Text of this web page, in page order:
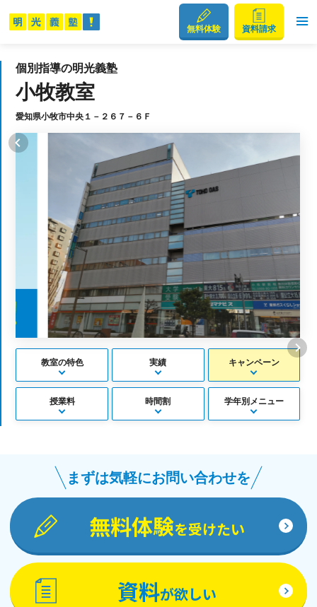
無料体験 資料請求
個別指導の明光義塾
小牧教室
愛知県小牧市中央１－２６７－６Ｆ
教室の特色 実績 キャンペーン
授業料 時間割 学年別メニュー
まずは気軽にお問い合わせを
無料体験を受けたい
資料が欲しい